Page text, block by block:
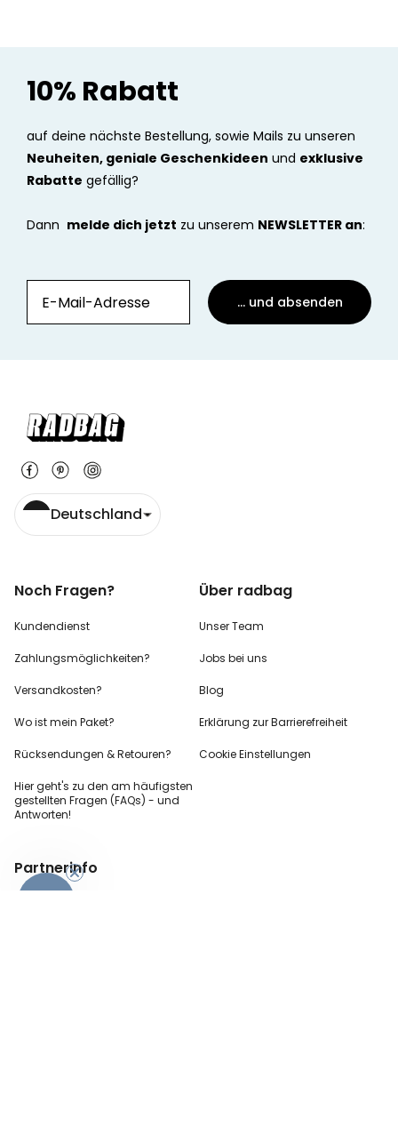
10% Rabatt
auf deine nächste Bestellung, sowie Mails zu unseren
Neuheiten, geniale Geschenkideen und exklusive
Rabatte gefällig?
Dann melde dich jetzt zu unserem NEWSLETTER an:
... und absenden
Deutschland
Noch Fragen?
Kundendienst
Zahlungsmöglichkeiten?
Versandkosten?
Wo ist mein Paket?
Rücksendungen & Retouren?
Hier geht's zu den am häufigsten
gestellten Fragen (FAQs) - und
Antworten!
Über radbag
Unser Team
Jobs bei uns
Blog
Erklärung zur Barrierefreiheit
Cookie Einstellungen
Partnerinfo